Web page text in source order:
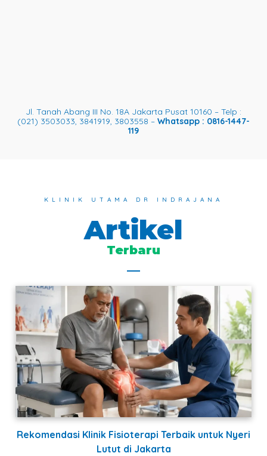
Jl. Tanah Abang III No. 18A Jakarta Pusat 10160 – Telp :
(021) 3503033, 3841919, 3803558 – Whatsapp : 0816-1447-
119
KLINIK UTAMA DR INDRAJANA
Artikel
Terbaru
Rekomendasi Klinik Fisioterapi Terbaik untuk Nyeri
Lutut di Jakarta